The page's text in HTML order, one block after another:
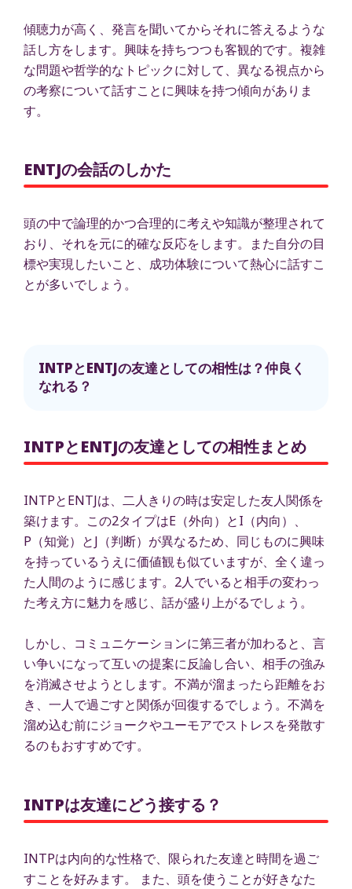
傾聴力が高く、発言を聞いてからそれに答えるような
話し方をします。興味を持ちつつも客観的です。複雑
な問題や哲学的なトピックに対して、異なる視点から
の考察について話すことに興味を持つ傾向がありま
す。
ENTJの会話のしかた
頭の中で論理的かつ合理的に考えや知識が整理されて
おり、それを元に的確な反応をします。また自分の目
標や実現したいこと、成功体験について熱心に話すこ
とが多いでしょう。
INTPとENTJの友達としての相性は？仲良く
なれる？
INTPとENTJの友達としての相性まとめ
INTPとENTJは、二人きりの時は安定した友人関係を
築けます。この2タイプはE（外向）とI（内向）、
P（知覚）とJ（判断）が異なるため、同じものに興味
を持っているうえに価値観も似ていますが、全く違っ
た人間のように感じます。2人でいると相手の変わっ
た考え方に魅力を感じ、話が盛り上がるでしょう。
しかし、コミュニケーションに第三者が加わると、言
い争いになって互いの提案に反論し合い、相手の強み
を消滅させようとします。不満が溜まったら距離をお
き、一人で過ごすと関係が回復するでしょう。不満を
溜め込む前にジョークやユーモアでストレスを発散す
るのもおすすめです。
INTPは友達にどう接する？
INTPは内向的な性格で、限られた友達と時間を過ご
すことを好みます。 また、頭を使うことが好きなた